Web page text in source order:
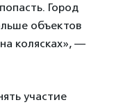
Город
объектов
колясках», —
участие